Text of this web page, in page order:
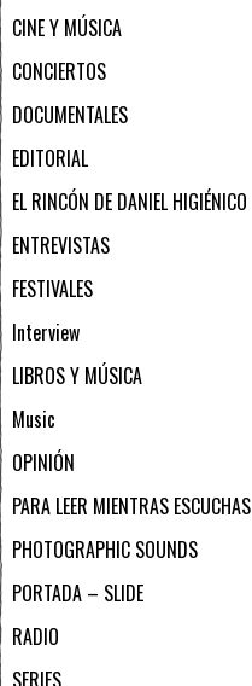
CINE Y MÚSICA
CONCIERTOS
DOCUMENTALES
EDITORIAL
EL RINCÓN DE DANIEL HIGIÉNICO
ENTREVISTAS
FESTIVALES
Interview
LIBROS Y MÚSICA
Music
OPINIÓN
PARA LEER MIENTRAS ESCUCHAS
PHOTOGRAPHIC SOUNDS
PORTADA – SLIDE
RADIO
SERIES